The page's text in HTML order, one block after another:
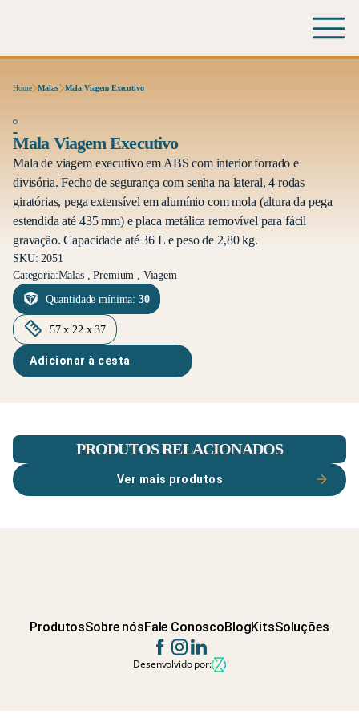
Home Malas Mala Viagem Executivo
Mala Viagem Executivo
Mala de viagem executivo em ABS com interior forrado e
divisória. Fecho de segurança com senha na lateral, 4 rodas
giratórias, pega extensível em alumínio com mola (altura da pega
estendida até 435 mm) e placa metálica removível para fácil
gravação. Capacidade até 36 L e peso de 2,80 kg.
SKU: 2051
Categoria:Malas , Premium , Viagem
Quantidade mínima: 30
57 x 22 x 37
Adicionar à cesta
PRODUTOS RELACIONADOS
Ver mais produtos
ProdutosSobre nósFale ConoscoBlogKitsSoluções
Desenvolvido por: